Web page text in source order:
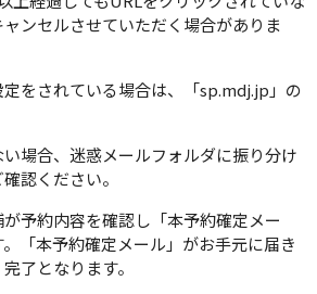
ンセルさせていただく場合がありま
定をされている場合は、「sp.mdj.jp」の
い場合、迷惑メールフォルダに振り分け
認ください。
が予約内容を確認し「本予約確定メー
「本予約確定メール」がお手元に届き
了となります。